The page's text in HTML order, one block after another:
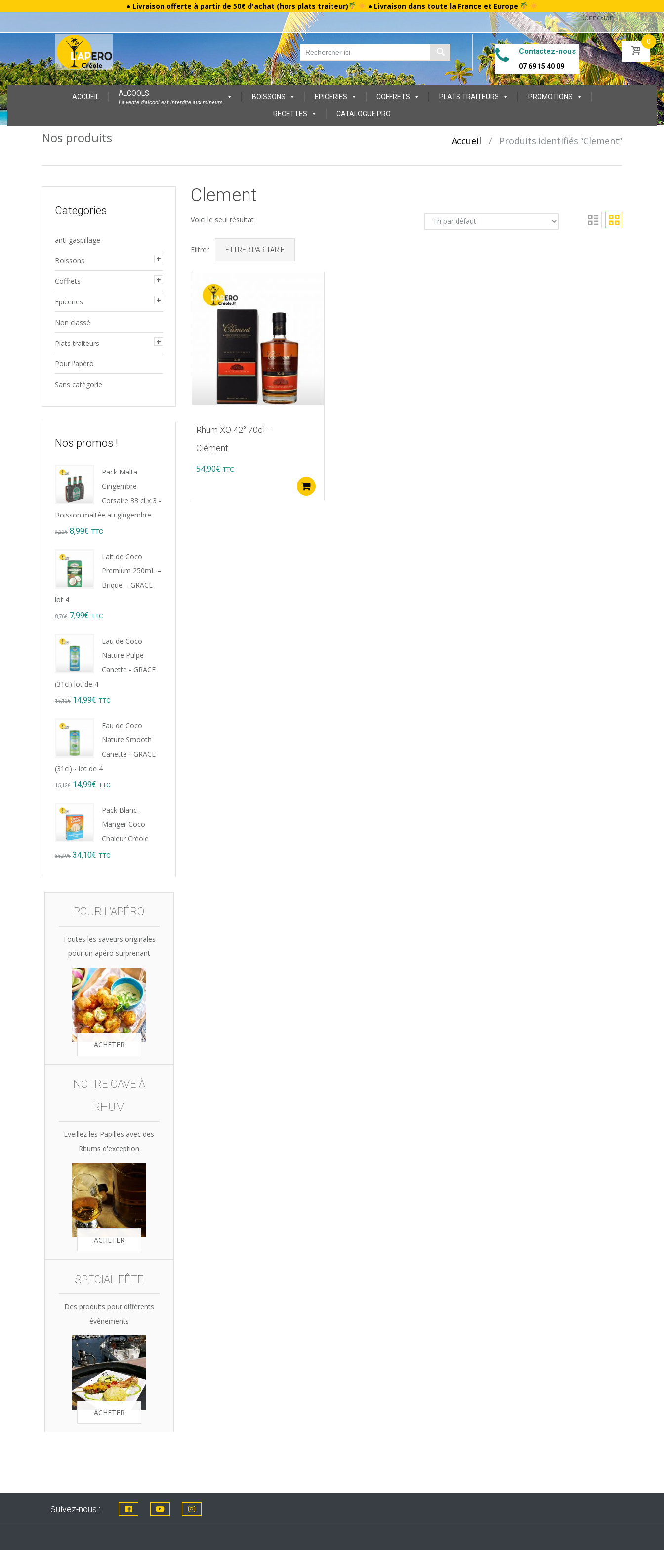
● Livraison offerte à partir de 50€ d'achat (hors plats traiteur) ● Livraison dans toute la France et Europe
Connexion
Contactez-nous
07 69 15 40 09
0
Skip
to
content
ACCUEIL ALCOOLS
La vente d’alcool est interdite aux mineurs
BOISSONS EPICERIES COFFRETS PLATS TRAITEURS PROMOTIONS
RECETTES CATALOGUE PRO
Nos produits Accueil / Produits identifiés “Clement”
Clement
Voici le seul résultat
Filtrer FILTRER PAR TARIF
Rhum XO 42° 70cl –
Clément
54,90€ TTC
Categories
anti gaspillage
Boissons
Coffrets
Epiceries
Non classé
Plats traiteurs
Pour l'apéro
Sans catégorie
Nos promos !
Pack Malta
Gingembre
Corsaire 33 cl x 3 -
Boisson maltée au gingembre
9,22€ Original
was:
9,22€.
8,99€ Current
TTC
Lait de Coco
Premium 250mL –
Brique – GRACE -
lot 4
8,76€ Original
was:
8,76€.
7,99€ Current
TTC
Eau de Coco
Nature Pulpe
Canette - GRACE
(31cl) lot de 4
15,12€ Original
was:
15,12€.
14,99€ Current
TTC
Eau de Coco
Nature Smooth
Canette - GRACE
(31cl) - lot de 4
15,12€ Original
was:
15,12€.
14,99€ Current
TTC
Pack Blanc-
Manger Coco
Chaleur Créole
35,90€ Original
34,10€ Current
TTC
POUR L'APÉRO
Toutes les saveurs originales
pour un apéro surprenant
ACHETER
NOTRE CAVE À
RHUM
Eveillez les Papilles avec des
Rhums d'exception
ACHETER
SPÉCIAL FÊTE
Des produits pour différents
évènements
ACHETER
Suivez-nous :